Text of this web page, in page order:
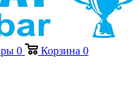
0 Корзина 0